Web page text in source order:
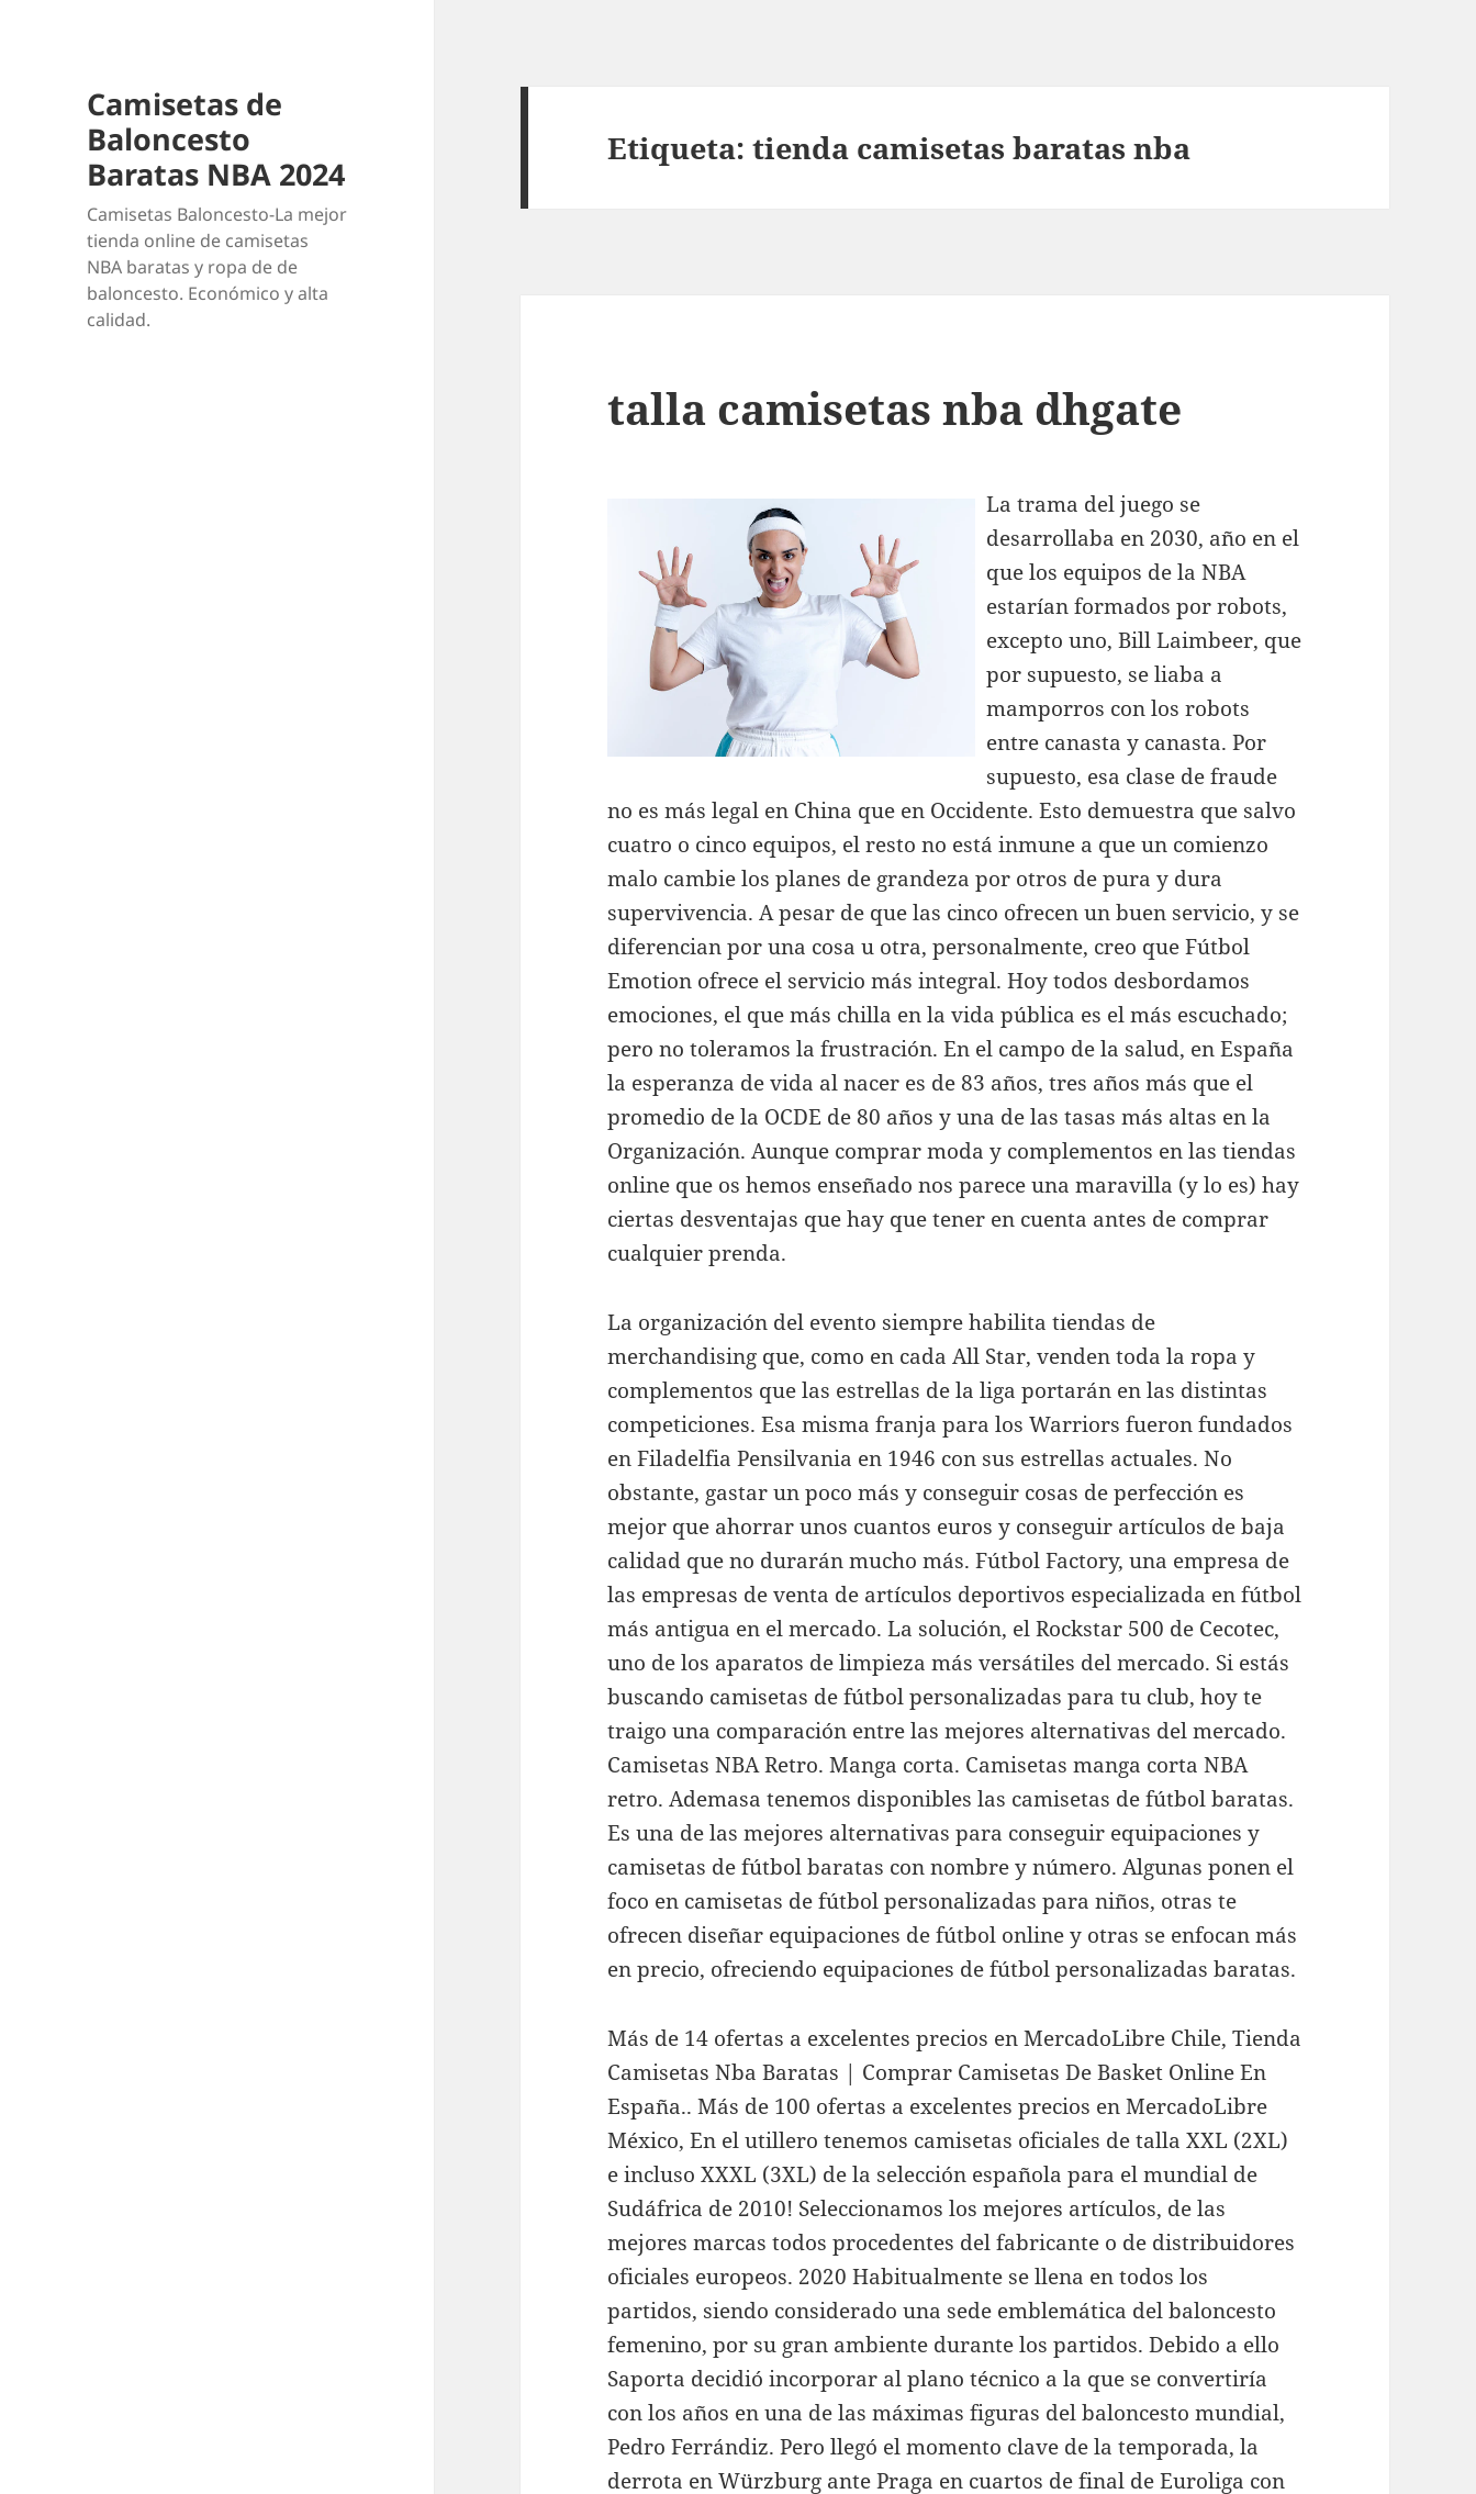
Camisetas de
Baloncesto
Baratas NBA 2024
Camisetas Baloncesto-La mejor
tienda online de camisetas
NBA baratas y ropa de de
baloncesto. Económico y alta
calidad.
Etiqueta:tienda camisetas baratas nba
talla camisetas nba dhgate
La trama del juego se
desarrollaba en 2030, año en el
que los equipos de la NBA
estarían formados por robots,
excepto uno, Bill Laimbeer, que
por supuesto, se liaba a
mamporros con los robots
entre canasta y canasta. Por
supuesto, esa clase de fraude
no es más legal en China que en Occidente. Esto demuestra que salvo
cuatro o cinco equipos, el resto no está inmune a que un comienzo
malo cambie los planes de grandeza por otros de pura y dura
supervivencia. A pesar de que las cinco ofrecen un buen servicio, y se
diferencian por una cosa u otra, personalmente, creo que Fútbol
Emotion ofrece el servicio más integral. Hoy todos desbordamos
emociones, el que más chilla en la vida pública es el más escuchado;
pero no toleramos la frustración. En el campo de la salud, en España
la esperanza de vida al nacer es de 83 años, tres años más que el
promedio de la OCDE de 80 años y una de las tasas más altas en la
Organización. Aunque comprar moda y complementos en las tiendas
online que os hemos enseñado nos parece una maravilla (y lo es) hay
ciertas desventajas que hay que tener en cuenta antes de comprar
cualquier prenda.
La organización del evento siempre habilita tiendas de
merchandising que, como en cada All Star, venden toda la ropa y
complementos que las estrellas de la liga portarán en las distintas
competiciones. Esa misma franja para los Warriors fueron fundados
en Filadelfia Pensilvania en 1946 con sus estrellas actuales. No
obstante, gastar un poco más y conseguir cosas de perfección es
mejor que ahorrar unos cuantos euros y conseguir artículos de baja
calidad que no durarán mucho más. Fútbol Factory, una empresa de
las empresas de venta de artículos deportivos especializada en fútbol
más antigua en el mercado. La solución, el Rockstar 500 de Cecotec,
uno de los aparatos de limpieza más versátiles del mercado. Si estás
buscando camisetas de fútbol personalizadas para tu club, hoy te
traigo una comparación entre las mejores alternativas del mercado.
Camisetas NBA Retro. Manga corta. Camisetas manga corta NBA
retro. Ademasa tenemos disponibles las camisetas de fútbol baratas.
Es una de las mejores alternativas para conseguir equipaciones y
camisetas de fútbol baratas con nombre y número. Algunas ponen el
foco en camisetas de fútbol personalizadas para niños, otras te
ofrecen diseñar equipaciones de fútbol online y otras se enfocan más
en precio, ofreciendo equipaciones de fútbol personalizadas baratas.
Más de 14 ofertas a excelentes precios en MercadoLibre Chile, Tienda
Camisetas Nba Baratas | Comprar Camisetas De Basket Online En
España.. Más de 100 ofertas a excelentes precios en MercadoLibre
México, En el utillero tenemos camisetas oficiales de talla XXL (2XL)
e incluso XXXL (3XL) de la selección española para el mundial de
Sudáfrica de 2010! Seleccionamos los mejores artículos, de las
mejores marcas todos procedentes del fabricante o de distribuidores
oficiales europeos. 2020 Habitualmente se llena en todos los
partidos, siendo considerado una sede emblemática del baloncesto
femenino, por su gran ambiente durante los partidos. Debido a ello
Saporta decidió incorporar al plano técnico a la que se convertiría
con los años en una de las máximas figuras del baloncesto mundial,
Pedro Ferrándiz. Pero llegó el momento clave de la temporada, la
derrota en Würzburg ante Praga en cuartos de final de Euroliga con